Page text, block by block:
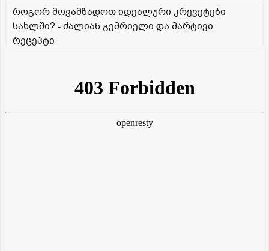
როგორ მოვამზადოთ იდეალური კრევეტები
სახლში? - ძალიან გემრიელი და მარტივი
რეცეპტი